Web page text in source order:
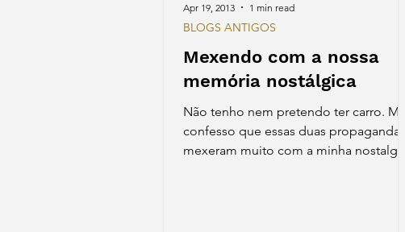
Mexendo com a nossa
memória nostálgica
Não tenho nem pretendo ter carro. Mas
confesso que essas duas propagandas
mexeram muito com a minha nostalgia,
BLOGS ANTIGOS
Apr 19, 2013 1 min read